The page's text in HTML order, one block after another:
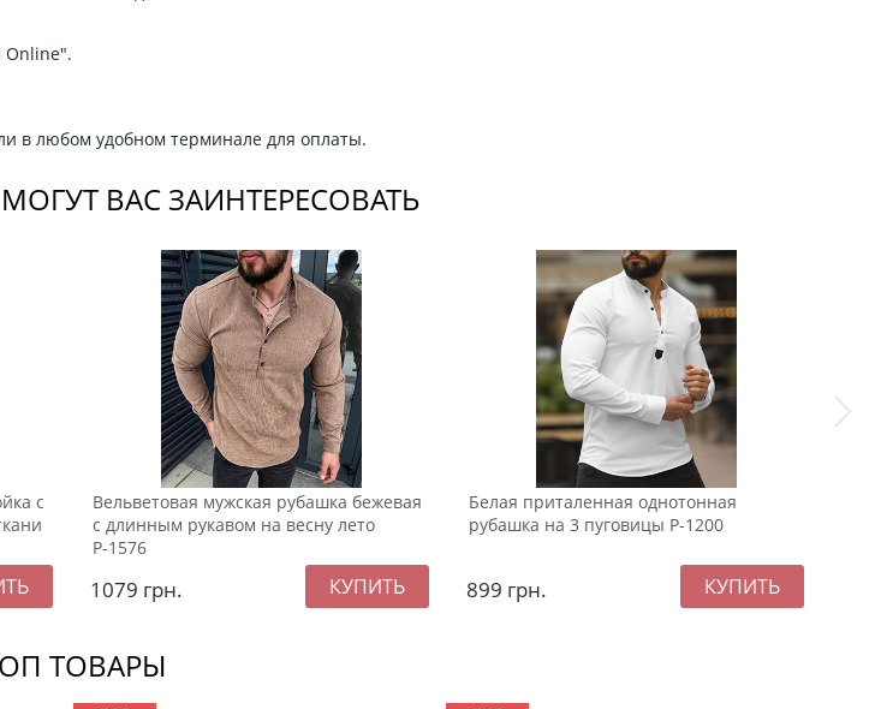
Online".
в любом удобном терминале для оплаты.
ВАС ЗАИНТЕРЕСОВАТЬ
с
Вельветовая мужская рубашка бежевая
с длинным рукавом на весну лето
Р-1576
1079 грн.
Белая приталенная однотонная
рубашка на 3 пуговицы Р-1200
899 грн.
ТОВАРЫ